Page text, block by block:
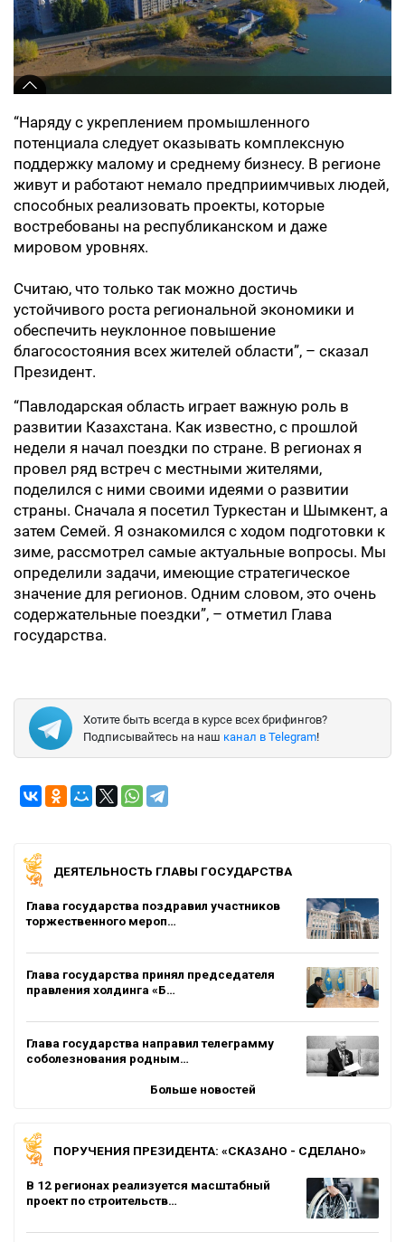
“Наряду с укреплением промышленного
потенциала следует оказывать комплексную
поддержку малому и среднему бизнесу. В регионе
живут и работают немало предприимчивых людей,
способных реализовать проекты, которые
востребованы на республиканском и даже
мировом уровнях.
Считаю, что только так можно достичь
устойчивого роста региональной экономики и
обеспечить неуклонное повышение
благосостояния всех жителей области”, – сказал
Президент.
“Павлодарская область играет важную роль в
развитии Казахстана. Как известно, с прошлой
недели я начал поездки по стране. В регионах я
провел ряд встреч с местными жителями,
поделился с ними своими идеями о развитии
страны. Сначала я посетил Туркестан и Шымкент, а
затем Семей. Я ознакомился с ходом подготовки к
зиме, рассмотрел самые актуальные вопросы. Мы
определили задачи, имеющие стратегическое
значение для регионов. Одним словом, это очень
содержательные поездки”, – отметил Глава
государства.
Хотите быть всегда в курсе всех брифингов?
Подписывайтесь на наш канал в Telegram!
ДЕЯТЕЛЬНОСТЬ ГЛАВЫ ГОСУДАРСТВА
Глава государства поздравил участников
торжественного мероп…
Глава государства принял председателя
правления холдинга «Б…
Глава государства направил телеграмму
соболезнования родным…
Больше новостей
ПОРУЧЕНИЯ ПРЕЗИДЕНТА: «СКАЗАНО - СДЕЛАНО»
В 12 регионах реализуется масштабный
проект по строительств…